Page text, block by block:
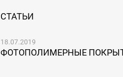
СТАТЬИ
18.07.2019
ФОТОПОЛИМЕРНЫЕ